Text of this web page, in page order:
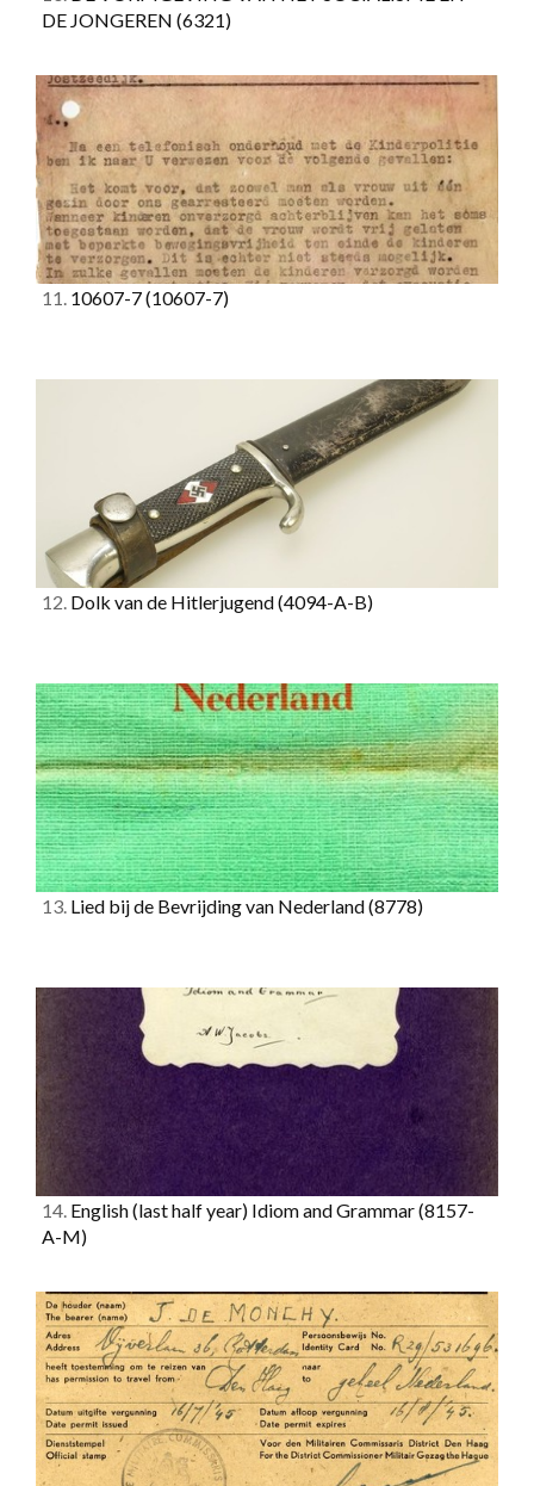
DE JONGEREN (6321)
11. 10607-7(10607-7)
12. Dolk van de Hitlerjugend(4094-A-B)
13. Lied bij de Bevrijding van Nederland(8778)
14. English (last half year) Idiom and Grammar(8157-
A-M)